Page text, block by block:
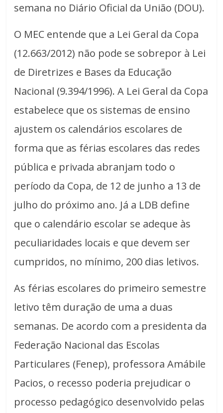
semana no Diário Oficial da União (DOU).
O MEC entende que a Lei Geral da Copa
(12.663/2012) não pode se sobrepor à Lei
de Diretrizes e Bases da Educação
Nacional (9.394/1996). A Lei Geral da Copa
estabelece que os sistemas de ensino
ajustem os calendários escolares de
forma que as férias escolares das redes
pública e privada abranjam todo o
período da Copa, de 12 de junho a 13 de
julho do próximo ano. Já a LDB define
que o calendário escolar se adeque às
peculiaridades locais e que devem ser
cumpridos, no mínimo, 200 dias letivos.
As férias escolares do primeiro semestre
letivo têm duração de uma a duas
semanas. De acordo com a presidenta da
Federação Nacional das Escolas
Particulares (Fenep), professora Amábile
Pacios, o recesso poderia prejudicar o
processo pedagógico desenvolvido pelas